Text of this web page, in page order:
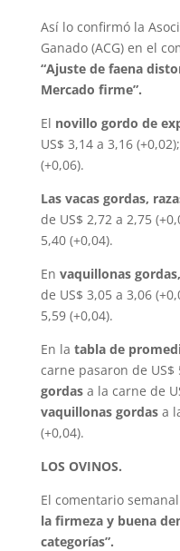
Así lo confirmó la
Ganado (ACG) en el
“Ajuste de faena
Mercado firme”.
El novillo gordo de
US$ 3,14 a 3,16
(+0,06).
Las vacas gordas,
de US$ 2,72 a 2,75
5,40 (+0,04).
En vaquillonas
de US$ 3,05 a 3,06
5,59 (+0,04).
En la tabla de
carne pasaron de US$
gordasa la carne de
vaquillonas gordasa
(+0,04).
LOS OVINOS.
El comentario
la firmeza y buena
categorías”.